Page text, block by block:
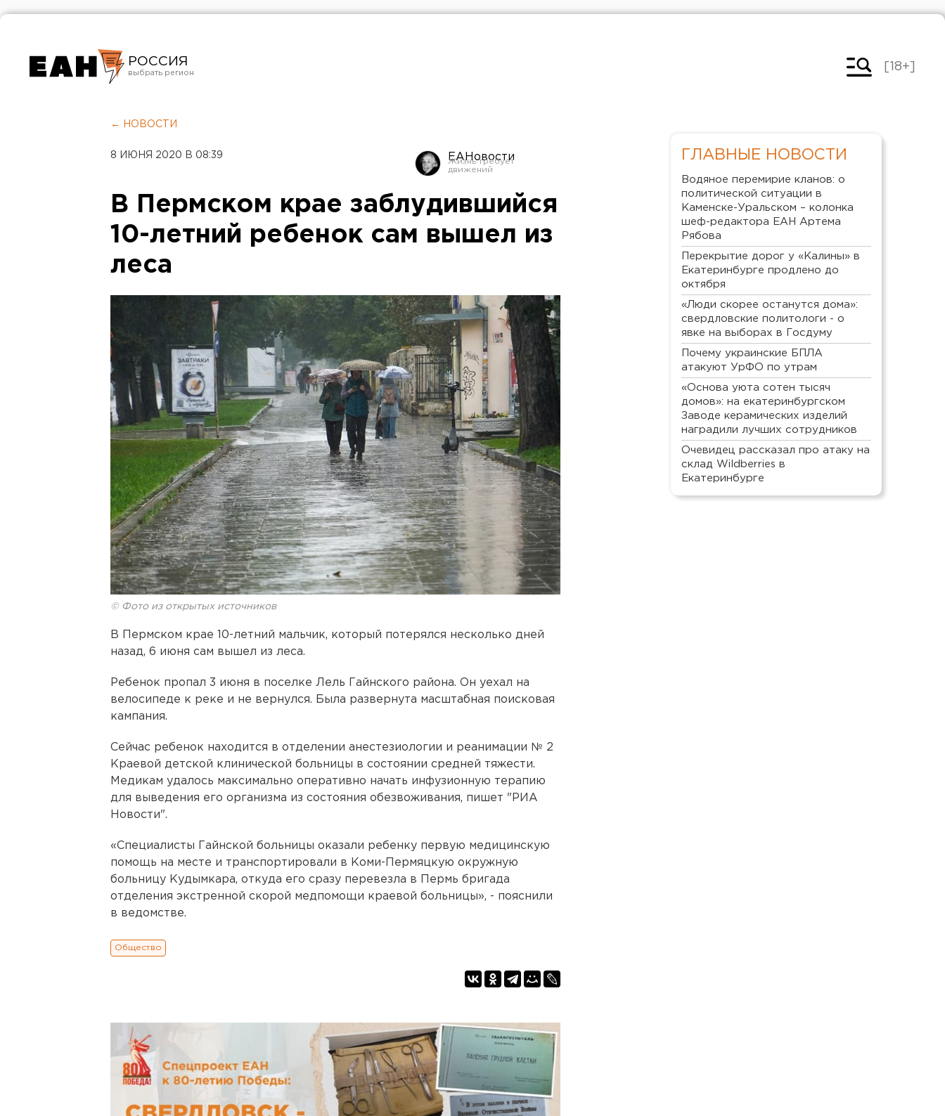
РОССИЯ
Челябинск
[18+]
← НОВОСТИ
8 ИЮНЯ 2020 В 08:39 ЕАНовости
В Пермском крае заблудившийся
10-летний ребенок сам вышел из
леса
© Фото из открытых источников
В Пермском крае 10-летний мальчик, который потерялся несколько дней
назад, 6 июня сам вышел из леса.
Ребенок пропал 3 июня в поселке Лель Гайнского района. Он уехал на
велосипеде к реке и не вернулся. Была развернута масштабная поисковая
кампания.
Сейчас ребенок находится в отделении анестезиологии и реанимации № 2
Краевой детской клинической больницы в состоянии средней тяжести.
Медикам удалось максимально оперативно начать инфузионную терапию
для выведения его организма из состояния обезвоживания, пишет "РИА
Новости".
«Специалисты Гайнской больницы оказали ребенку первую медицинскую
помощь на месте и транспортировали в Коми-Пермяцкую окружную
больницу Кудымкара, откуда его сразу перевезла в Пермь бригада
отделения экстренной скорой медпомощи краевой больницы», - пояснили
в ведомстве.
Общество
ГЛАВНЫЕ НОВОСТИ
Водяное перемирие кланов: о
политической ситуации в
Каменске-Уральском – колонка
шеф-редактора ЕАН Артема
Рябова
Перекрытие дорог у «Калины» в
Екатеринбурге продлено до
октября
«Люди скорее останутся дома»:
свердловские политологи - о
явке на выборах в Госдуму
Почему украинские БПЛА
атакуют УрФО по утрам
«Основа уюта сотен тысяч
домов»: на екатеринбургском
Заводе керамических изделий
наградили лучших сотрудников
Очевидец рассказал про атаку на
склад Wildberries в
Екатеринбурге